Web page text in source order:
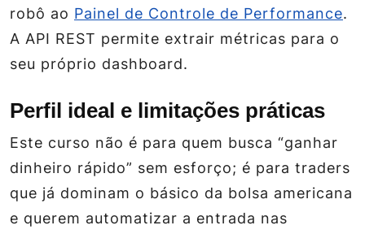
robô ao Painel de Controle de Performance.
A API REST permite extrair métricas para o
seu próprio dashboard.
Perfil ideal e limitações práticas
Este curso não é para quem busca “ganhar
dinheiro rápido” sem esforço; é para traders
que já dominam o básico da bolsa americana
e querem automatizar a entrada nas